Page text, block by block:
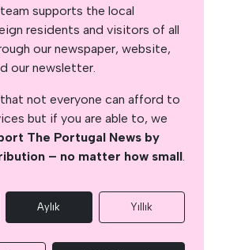
supports the local
residents and visitors of all
our newspaper, website,
our newsletter.
not everyone can afford to
but if you are able to, we
The Portugal News by
– no matter how small.
Aylık Yıllık